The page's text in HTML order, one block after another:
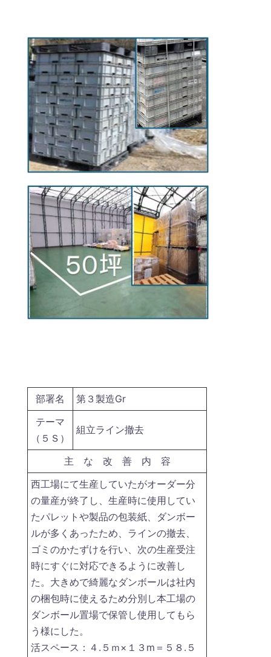
部署名
第３製造Gr
テーマ
（５Ｓ）
組立ライン撤去
主 な 改 善 内 容
西工場にて生産していたがオーダー分
の量産が終了し、生産時に使用してい
たパレットや製品の包装紙、ダンボー
ルが多くあったため、ラインの撤去、
ゴミのかたずけを行い、次の生産受注
時にすぐに対応できるように改善し
た。大きめで綺麗なダンボールは社内
の梱包時に使えるため分別し本工場の
ダンボール置場で保管し使用してもら
う様にした。
活スペース：４.５ｍ×１３m＝５８.５